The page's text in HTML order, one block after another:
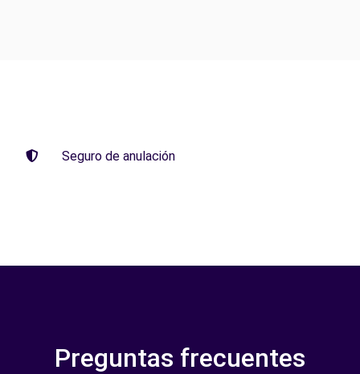
Seguro de anulación
Preguntas frecuentes